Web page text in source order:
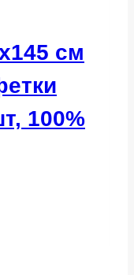
см
100%